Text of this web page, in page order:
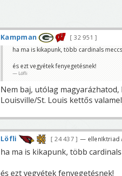
Kampman
32 951
ha ma is kikapunk, több cardinals
és ezt vegyétek fenyegetésnek!
Löfli
Nem baj, utólag
Louisville/St. Louis kettős
Löfli 24 437 — ellenIktriad
ha ma is kikapunk, több
és ezt vegyétek fenyegetésnek!